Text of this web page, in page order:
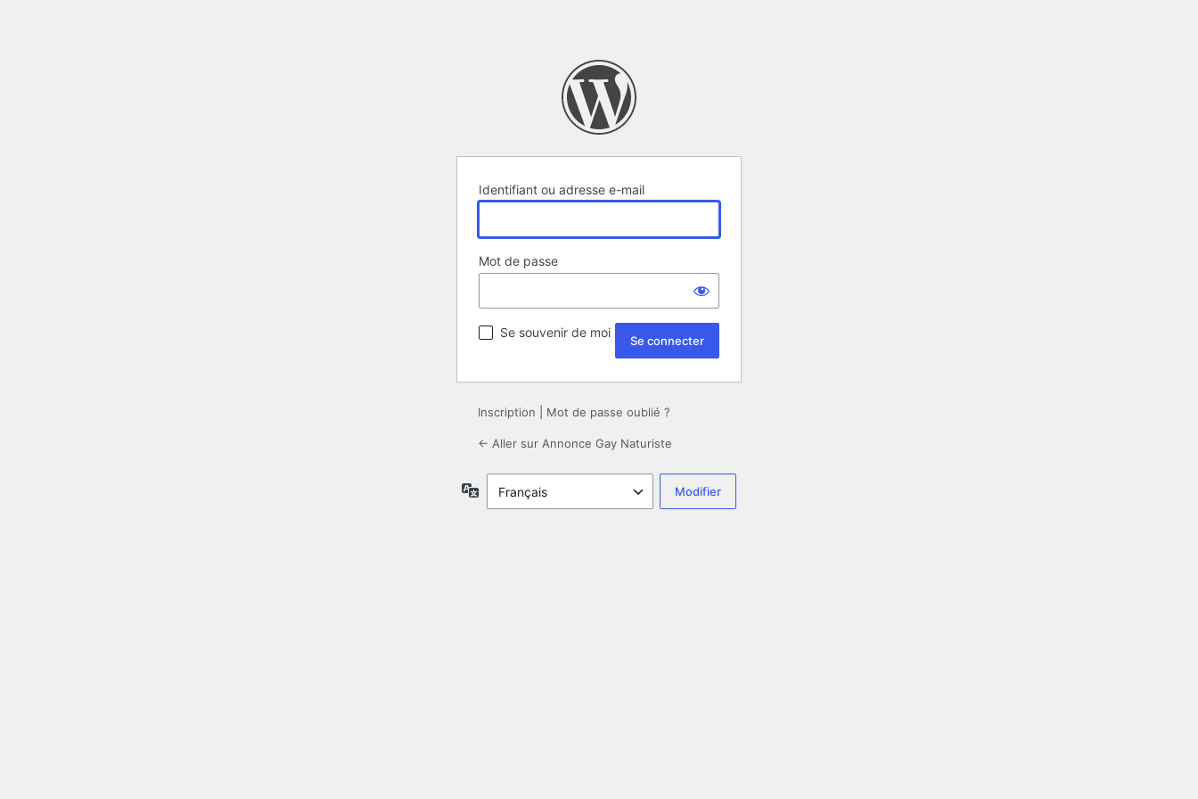
Identifiant ou adresse e-mail
Mot de passe
Se souvenir de moi
Inscription Mot de passe oublié ?
← Aller sur Annonce Gay Naturiste
Langue